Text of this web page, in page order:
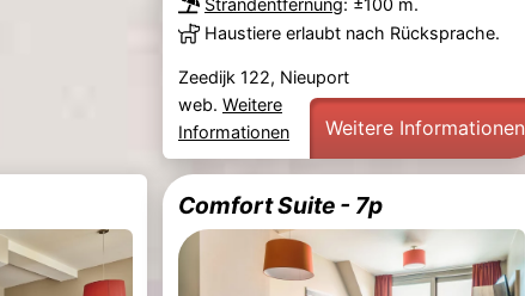
Strandentfernung: ±100 m.
Haustiere erlaubt nach Rücksprache.
Zeedijk 122, Nieuport
web. Weitere
Informationen
Weitere Informationen
Comfort Suite - 7p